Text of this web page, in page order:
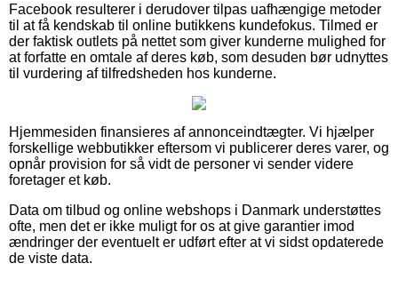
Facebook resulterer i derudover tilpas uafhængige metoder
til at få kendskab til online butikkens kundefokus. Tilmed er
der faktisk outlets på nettet som giver kunderne mulighed for
at forfatte en omtale af deres køb, som desuden bør udnyttes
til vurdering af tilfredsheden hos kunderne.
Hjemmesiden finansieres af annonceindtægter. Vi hjælper
forskellige webbutikker eftersom vi publicerer deres varer, og
opnår provision for så vidt de personer vi sender videre
foretager et køb.
Data om tilbud og online webshops i Danmark understøttes
ofte, men det er ikke muligt for os at give garantier imod
ændringer der eventuelt er udført efter at vi sidst opdaterede
de viste data.